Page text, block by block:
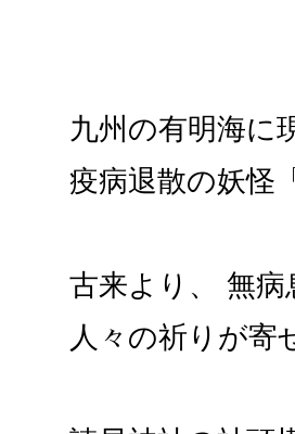
九州の有明海に
疫病退散の妖怪
古来より、 無
人々の祈りが寄